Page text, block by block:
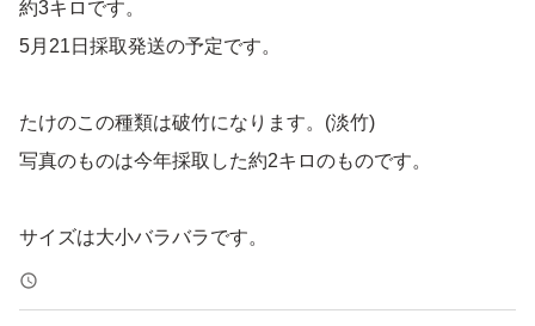
約3キロです。
5月21日採取発送の予定です。
たけのこの種類は破竹になります。(淡竹)
写真のものは今年採取した約2キロのものです。
サイズは大小バラバラです。
新聞紙にくるんでおきます。